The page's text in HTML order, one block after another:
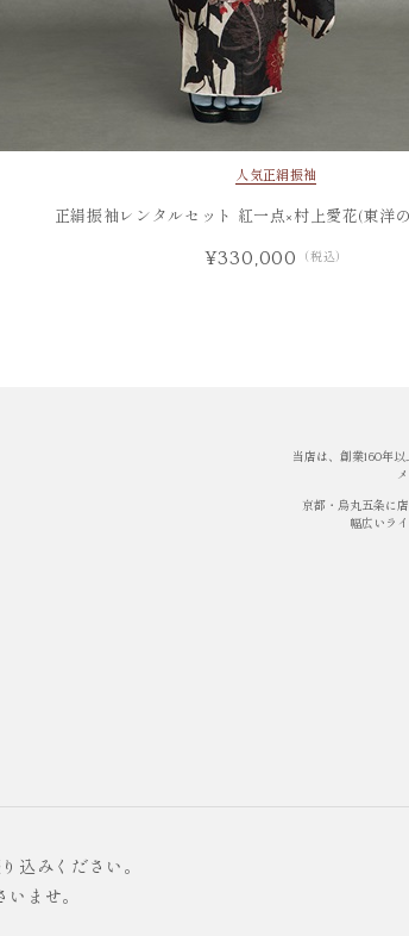
人気正絹振袖
正絹振袖レンタルセット 紅一点×村上愛花(東洋
¥330,000 （税込）
当店は、創業160年
京都・烏丸五条に
幅広いラ
込みください。
ませ。